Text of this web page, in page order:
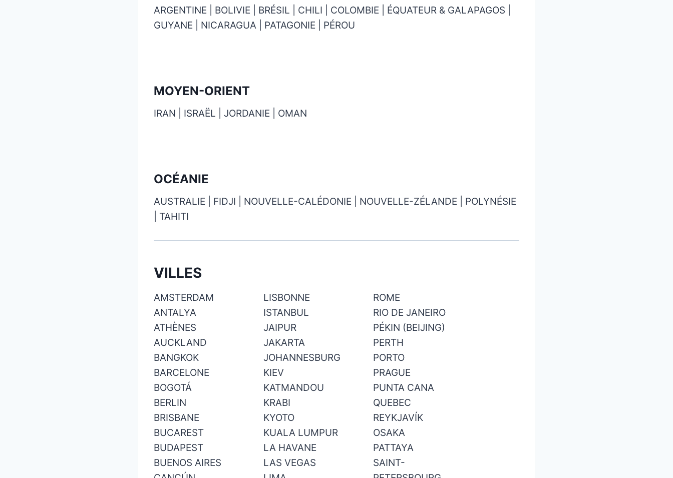
ARGENTINE | BOLIVIE | BRÉSIL | CHILI | COLOMBIE | ÉQUATEUR & GALAPAGOS |
GUYANE | NICARAGUA | PATAGONIE | PÉROU
MOYEN-ORIENT
IRAN | ISRAËL | JORDANIE | OMAN
OCÉANIE
AUSTRALIE | FIDJI | NOUVELLE-CALÉDONIE | NOUVELLE-ZÉLANDE | POLYNÉSIE
| TAHITI
VILLES
AMSTERDAM
ANTALYA
ATHÈNES
AUCKLAND
BANGKOK
BARCELONE
BOGOTÁ
BERLIN
BRISBANE
BUCAREST
BUDAPEST
BUENOS AIRES
LISBONNE
ISTANBUL
JAIPUR
JAKARTA
JOHANNESBURG
KIEV
KATMANDOU
KRABI
KYOTO
KUALA LUMPUR
LA HAVANE
LAS VEGAS
ROME
RIO DE JANEIRO
PÉKIN (BEIJING)
PERTH
PORTO
PRAGUE
PUNTA CANA
QUEBEC
REYKJAVÍK
OSAKA
PATTAYA
SAINT-